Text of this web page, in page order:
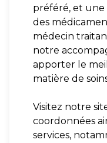
préféré, et une
des
médecin
notre
apporter le
matière de
Visitez notre
coordonnées
services,